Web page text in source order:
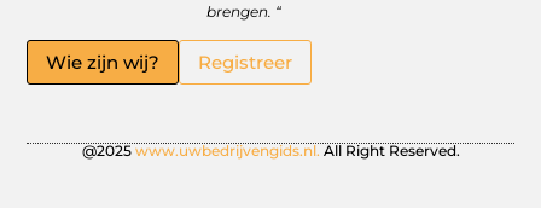
brengen. “
Wie zijn wij? Registreer
@2025 www.uwbedrijvengids.nl. All Right Reserved.